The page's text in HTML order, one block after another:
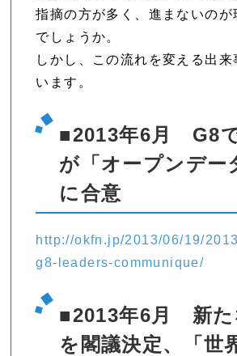
指摘の方が多く、進まないのが
でしょうか。
しかし、この流れを変える出来
います。
■2013年6月 G8
が「オープンデー
に合意
http://okfn.jp/2013/06/19/
g8-leaders-communique/
■2013年6月 新た
を閣議決定、「世